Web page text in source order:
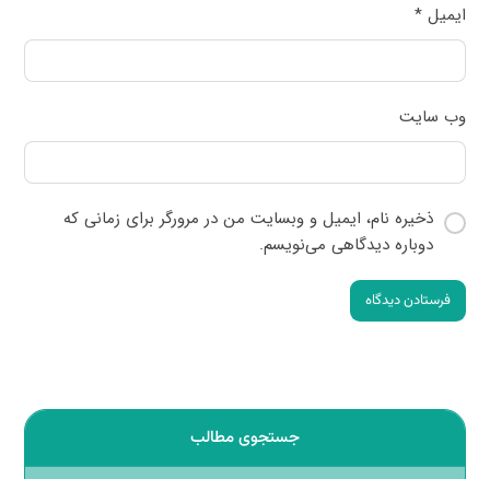
ایمیل*
وب‌ سایت
ذخیره نام، ایمیل و وبسایت من در مرورگر برای زمانی که
دوباره دیدگاهی می‌نویسم.
فرستادن دیدگاه
جستجوی مطالب